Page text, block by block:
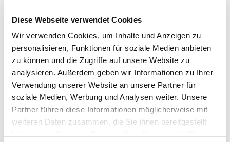
Diese Webseite verwendet Cookies
Wir verwenden Cookies, um Inhalte und Anzeigen zu
personalisieren, Funktionen für soziale Medien anbieten
zu können und die Zugriffe auf unsere Website zu
analysieren. Außerdem geben wir Informationen zu Ihrer
Verwendung unserer Website an unsere Partner für
soziale Medien, Werbung und Analysen weiter. Unsere
Partner führen diese Informationen möglicherweise mit
weiteren Daten zusammen, die Sie ihnen bereitgestellt